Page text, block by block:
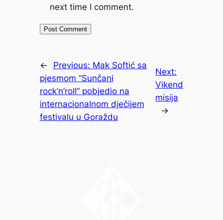
next time I comment.
← Previous: Mak Softić sa
pjesmom “Sunčani
rock’n’roll” pobjedio na
internacionalnom dječijem
festivalu u Goraždu
Next:
Vikend
misija
→